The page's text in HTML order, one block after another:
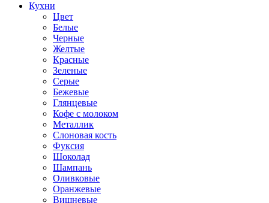
Кухни
Цвет
Белые
Черные
Желтые
Красные
Зеленые
Серые
Бежевые
Глянцевые
Кофе с молоком
Металлик
Слоновая кость
Фуксия
Шоколад
Шампань
Оливковые
Оранжевые
Вишневые